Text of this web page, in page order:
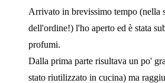
Arrivato in brevissimo tempo (nella
dell'ordine!) l'ho aperto ed è stata
profumi.
Dalla prima parte risultava un po'
stato riutilizzato in cucina) ma